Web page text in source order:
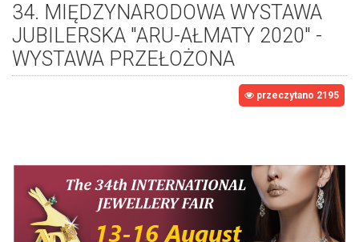
34. MIĘDZYNARODOWA WYSTAWA
JUBILERSKA "ARU-AŁMATY 2020" -
WYSTAWA PRZEŁOŻONA
przeczytano 2195